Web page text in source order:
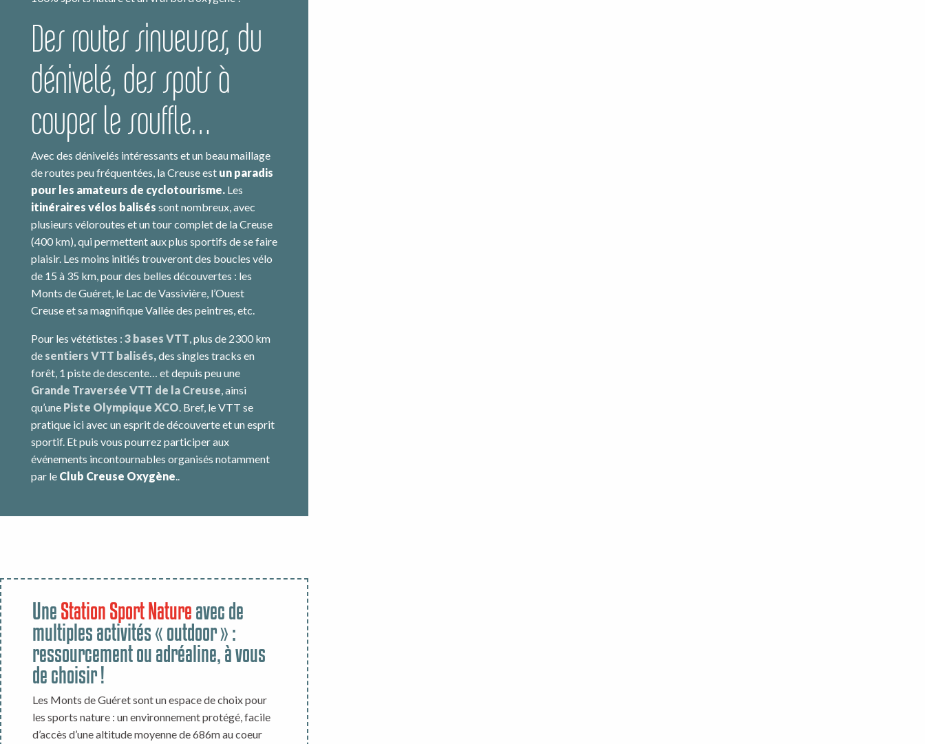
Des routes sinueuses, du
dénivelé, des spots à
couper le souffle…
Avec des dénivelés intéressants et un beau maillage
de routes peu fréquentées, la Creuse est un paradis
pour les amateurs de cyclotourisme. Les
itinéraires vélos balisés sont nombreux, avec
plusieurs véloroutes et un tour complet de la Creuse
(400 km), qui permettent aux plus sportifs de se faire
plaisir. Les moins initiés trouveront des boucles vélo
de 15 à 35 km, pour des belles découvertes : les
Monts de Guéret, le Lac de Vassivière, l’Ouest
Creuse et sa magnifique Vallée des peintres, etc.
Pour les vététistes : 3 bases VTT, plus de 2300 km
de sentiers VTT balisés,des singles tracks en
forêt, 1 piste de descente… et depuis peu une
Grande Traversée VTT de la Creuse, ainsi
qu’une Piste Olympique XCO. Bref, le VTT se
pratique ici avec un esprit de découverte et un esprit
sportif. Et puis vous pourrez participer aux
événements incontournables organisés notamment
par le Club Creuse Oxygène..
UneStation Sport Natureavec de
multiples activités « outdoor » :
ressourcement ou adréaline, à vous
de choisir !
Les Monts de Guéret sont un espace de choix pour
les sports nature : un environnement protégé, facile
d’accès d’une altitude moyenne de 686m au coeur